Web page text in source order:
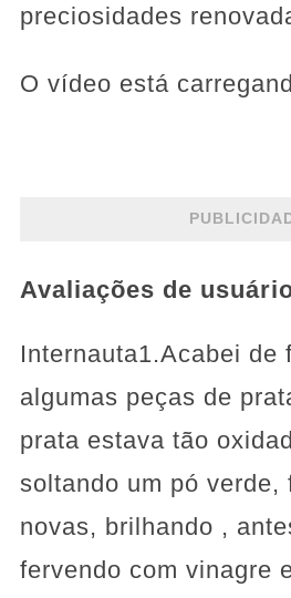
preciosidades
O vídeo está
Avaliações de
Internauta1.Acabei de
algumas peças de
prata estava tão
soltando um pó verde,
novas, brilhando ,
fervendo com vinagre